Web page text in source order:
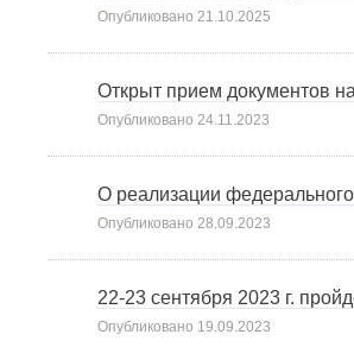
Опубликовано 21.10.2025
Открыт прием документов
Опубликовано 24.11.2023
О реализации
Опубликовано 28.09.2023
22-23 сентября 2023 г.
Опубликовано 19.09.2023